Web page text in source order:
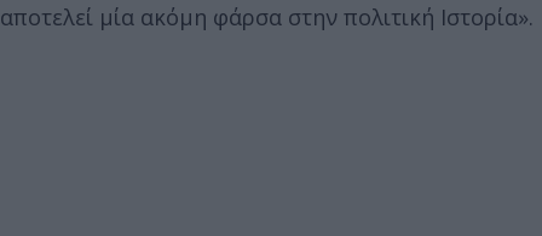
αποτελεί μία ακόμη φάρσα στην πολιτική Ιστορία».